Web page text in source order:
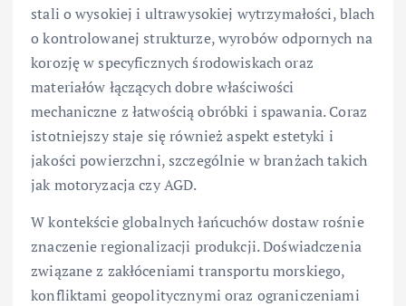
stali o wysokiej i ultrawysokiej wytrzymałości, blach
o kontrolowanej strukturze, wyrobów odpornych na
korozję w specyficznych środowiskach oraz
materiałów łączących dobre właściwości
mechaniczne z łatwością obróbki i spawania. Coraz
istotniejszy staje się również aspekt estetyki i
jakości powierzchni, szczególnie w branżach takich
jak motoryzacja czy AGD.
W kontekście globalnych łańcuchów dostaw rośnie
znaczenie regionalizacji produkcji. Doświadczenia
związane z zakłóceniami transportu morskiego,
konfliktami geopolitycznymi oraz ograniczeniami